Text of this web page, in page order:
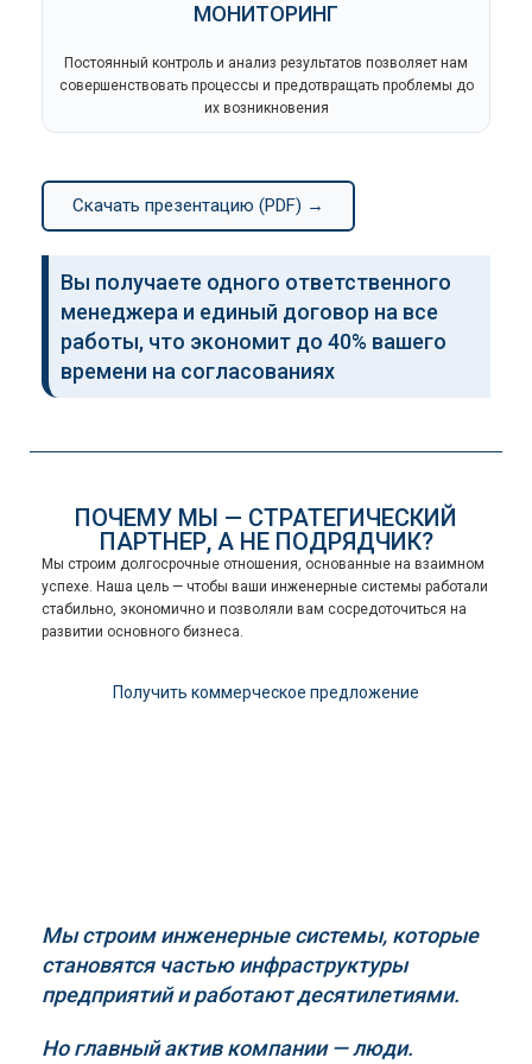
МОНИТОРИНГ
Постоянный контроль и анализ результатов позволяет нам
совершенствовать процессы и предотвращать проблемы до
их возникновения
Скачать презентацию (PDF) →
Вы получаете одного ответственного
менеджера и единый договор на все
работы, что экономит до 40% вашего
времени на согласованиях
ПОЧЕМУ МЫ — СТРАТЕГИЧЕСКИЙ
ПАРТНЕР, А НЕ ПОДРЯДЧИК?
Мы строим долгосрочные отношения, основанные на взаимном
успехе. Наша цель — чтобы ваши инженерные системы работали
стабильно, экономично и позволяли вам сосредоточиться на
развитии основного бизнеса.
Получить коммерческое предложение
Мы строим инженерные системы, которые
становятся частью инфраструктуры
предприятий и работают десятилетиями.
Но главный актив компании — люди.